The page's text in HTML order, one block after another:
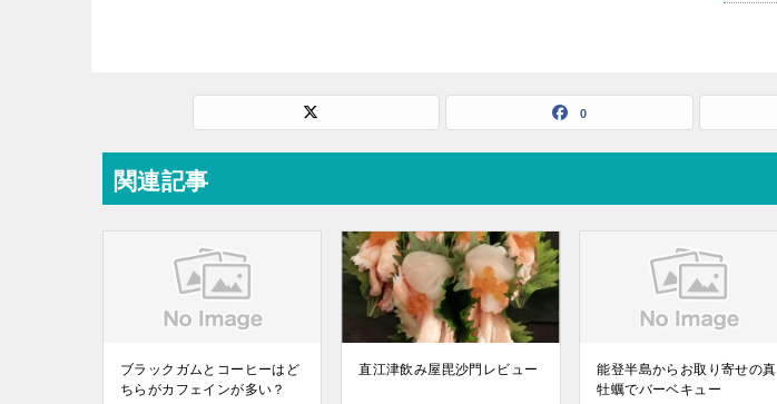
0
関連記事
ブラックガムとコーヒーはど
ちらがカフェインが多い？
直江津飲み屋毘沙門レビュー
能登半島からお取り寄せの真
牡蠣でバーベキュー